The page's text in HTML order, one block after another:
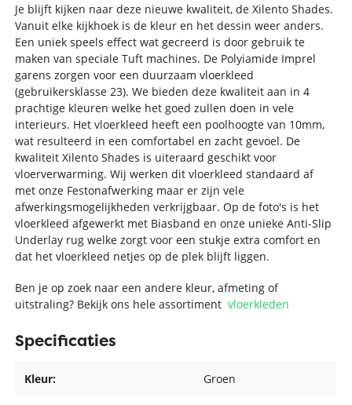
Je blijft kijken naar deze nieuwe kwaliteit, de Xilento Shades.
Vanuit elke kijkhoek is de kleur en het dessin weer anders.
Een uniek speels effect wat gecreerd is door gebruik te
maken van speciale Tuft machines. De Polyiamide Imprel
garens zorgen voor een duurzaam vloerkleed
(gebruikersklasse 23). We bieden deze kwaliteit aan in 4
prachtige kleuren welke het goed zullen doen in vele
interieurs. Het vloerkleed heeft een poolhoogte van 10mm,
wat resulteerd in een comfortabel en zacht gevoel. De
kwaliteit Xilento Shades is uiteraard geschikt voor
vloerverwarming. Wij werken dit vloerkleed standaard af
met onze Festonafwerking maar er zijn vele
afwerkingsmogelijkheden verkrijgbaar. Op de foto's is het
vloerkleed afgewerkt met Biasband en onze unieke Anti-Slip
Underlay rug welke zorgt voor een stukje extra comfort en
dat het vloerkleed netjes op de plek blijft liggen.
Ben je op zoek naar een andere kleur, afmeting of
uitstraling? Bekijk ons hele assortimentvloerkleden
Specificaties
Kleur: Groen